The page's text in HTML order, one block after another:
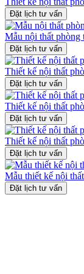
Đặt lịch tư vấn
Mẫu nội thất phòng
Đặt lịch tư vấn
Thiết kế nội thất
Đặt lịch tư vấn
Thiết kế nội thất
Đặt lịch tư vấn
Thiết kế nội thất
Đặt lịch tư vấn
Mẫu thiết kế nội
Đặt lịch tư vấn